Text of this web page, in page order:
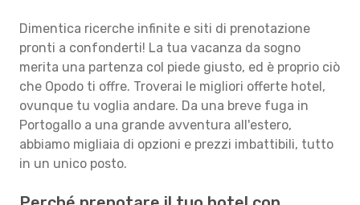
Dimentica ricerche infinite e siti di prenotazione
pronti a confonderti! La tua vacanza da sogno
merita una partenza col piede giusto, ed è proprio ciò
che Opodo ti offre. Troverai le migliori offerte hotel,
ovunque tu voglia andare. Da una breve fuga in
Portogallo a una grande avventura all'estero,
abbiamo migliaia di opzioni e prezzi imbattibili, tutto
in un unico posto.